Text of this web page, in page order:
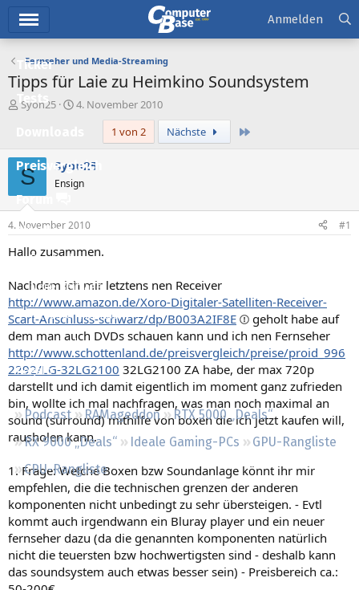
Ticker
Tests
Preisvergleich
Forum
Aktuelles
Empfohlene Inhalte
Neue Beiträge
Neueste Aktivitäten
Leserartikel
Regeln
Podcast RAMageddon
RTX 5000 „Deals“
RX 9000 „Deals“
Ideale Gaming-PCs
GPU-Rangliste
CPU-Rangliste
Anmelden
Fernseher und Media-Streaming
Tipps für Laie zu Heimkino Soundsystem
E
e
l
e
r
Syon25
E
e
l
a
m
4. November 2010
1 von 2
Nächste
S Syon25
Ensign
4. November 2010 #1
Hallo zusammen.
Nachdem ich mir letztens nen Receiver
http://www.amazon.de/Xoro-Digitaler-Satelliten-Receiver-
Scart-Anschluss-schwarz/dp/B003A2IF8E
geholt habe auf
dem man auch DVDs schauen kann und ich nen Fernseher
http://www.schottenland.de/preisvergleich/preise/proid_996
2292/LG-32LG2100 32LG2100 ZA habe, der max 720p
darstellt und ich damit eigentlich im moment ganz zufrieden
bin, wollte ich mal nachfragen, was man noch maximal an
sound (surround) mithilfe von boxen die ich jetzt kaufen will,
rausholen kann.
1. Frage: Welche Boxen bzw Soundanlage könnt ihr mir
empfehlen, die die technischen grenzen der anderen
komponenten nicht unbedingt zu sehr übersteigen. - Evtl
kommt auch irgendwann ein Bluray player und ein neuer
fernseher dazu (da die genannten komponenten natürlich
nicht die teuersten bzw hochwertigsten sind - deshalb kann
das soundsystem auch etwas besser sein) - Preisbereich ca.: